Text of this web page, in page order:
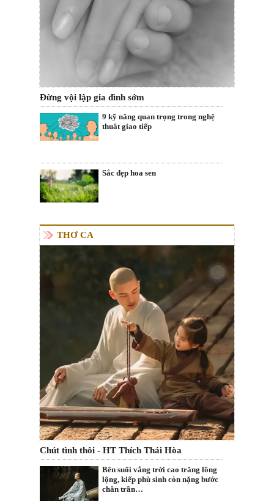
Đừng vội lập gia đình sớm
9 kỹ năng quan trọng trong nghệ
thuât giao tiếp
Sắc đẹp hoa sen
THƠ CA
Chút tình thôi - HT Thích Thái Hòa
Bên suối vắng trời cao trăng lồng
lộng, kiếp phù sinh còn nặng bước
chân trần…